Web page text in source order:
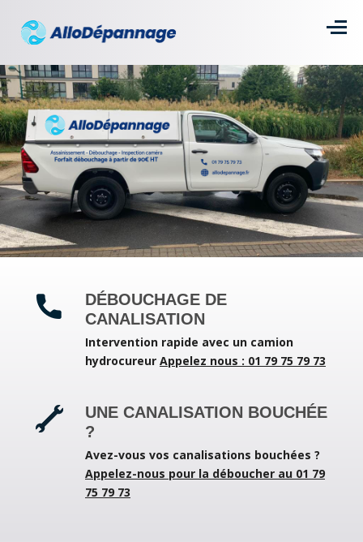
DÉBOUCHAGE DE
CANALISATION
Intervention rapide avec un camion
hydrocureur Appelez nous : 01 79 75 79 73
UNE CANALISATION BOUCHÉE
?
Avez-vous vos canalisations bouchées ?
Appelez-nous pour la déboucher au 01 79
75 79 73